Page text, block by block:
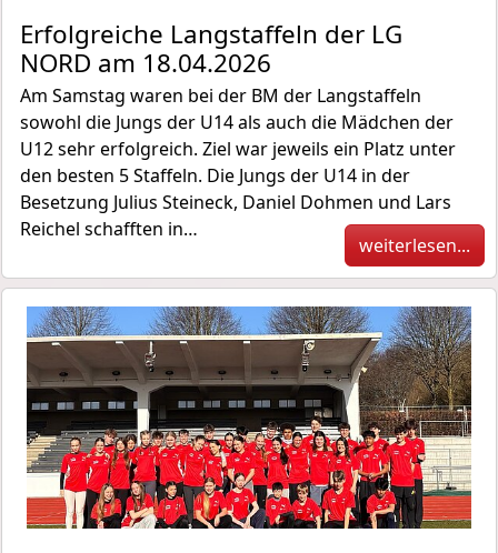
Erfolgreiche Langstaffeln der LG
NORD am 18.04.2026
Am Samstag waren bei der BM der Langstaffeln
sowohl die Jungs der U14 als auch die Mädchen der
U12 sehr erfolgreich. Ziel war jeweils ein Platz unter
den besten 5 Staffeln. Die Jungs der U14 in der
Besetzung Julius Steineck, Daniel Dohmen und Lars
Reichel schafften in…
weiterlesen...